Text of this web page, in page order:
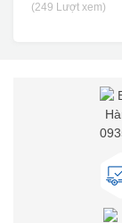
(249 Lượt xem)